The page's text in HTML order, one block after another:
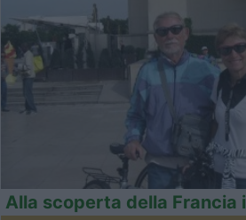
Alla scoperta della Francia